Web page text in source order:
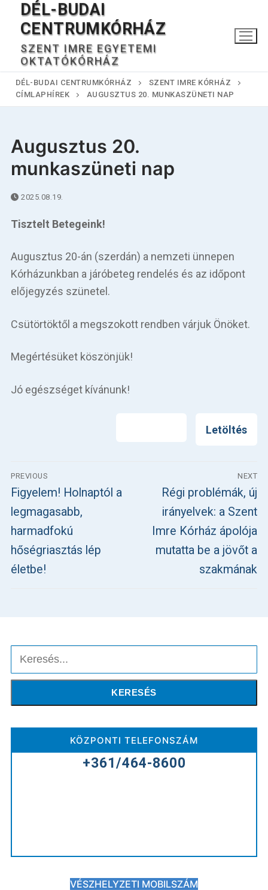
Ugrás
tartalomra
DÉL-BUDAI
CENTRUMKÓRHÁZ
SZENT IMRE EGYETEMI
OKTATÓKÓRHÁZ
Keresése:
Betegellátás
Praktikus információk
Közérdekű adatok
Hírek
DÉL-BUDAI CENTRUMKÓRHÁZ
SZENT IMRE KÓRHÁZ
CÍMLAPHÍREK
AUGUSZTUS 20. MUNKASZÜNETI NAP
Augusztus 20.
munkaszüneti nap
2025.08.19.
Tisztelt Betegeink!
Augusztus 20-án (szerdán) a nemzeti ünnepen
Kórházunkban a járóbeteg rendelés és az időpont
előjegyzés szünetel.
Csütörtöktől a megszokott rendben várjuk Önöket.
Megértésüket köszönjük!
Jó egészséget kívánunk!
Letöltés
Bejegyzés
navigáció
PREVIOUS
Previous
post:
Figyelem! Holnaptól a
legmagasabb,
harmadfokú
hőségriasztás lép
életbe!
NEXT
Next
post:
Régi problémák, új
irányelvek: a Szent
Imre Kórház ápolója
mutatta be a jövőt a
szakmának
Keresés
KERESÉS
KÖZPONTI TELEFONSZÁM
+361/464-8600
VÉSZHELYZETI MOBILSZÁM